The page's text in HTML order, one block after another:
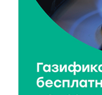
Тверские
хореографией
Виталий Королев
анонсировал новые